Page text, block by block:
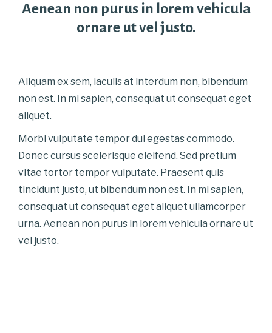
Aenean non purus in lorem vehicula
ornare ut vel justo.
Aliquam ex sem, iaculis at interdum non, bibendum
non est. In mi sapien, consequat ut consequat eget
aliquet.
Morbi vulputate tempor dui egestas commodo.
Donec cursus scelerisque eleifend. Sed pretium
vitae tortor tempor vulputate. Praesent quis
tincidunt justo, ut bibendum non est. In mi sapien,
consequat ut consequat eget aliquet ullamcorper
urna. Aenean non purus in lorem vehicula ornare ut
vel justo.